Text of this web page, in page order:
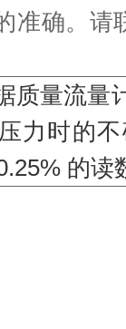
准确。请
质量流量
力时的
的读